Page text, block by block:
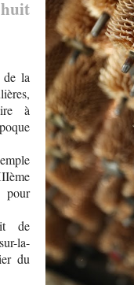
de la
à
pour
de
la-
du